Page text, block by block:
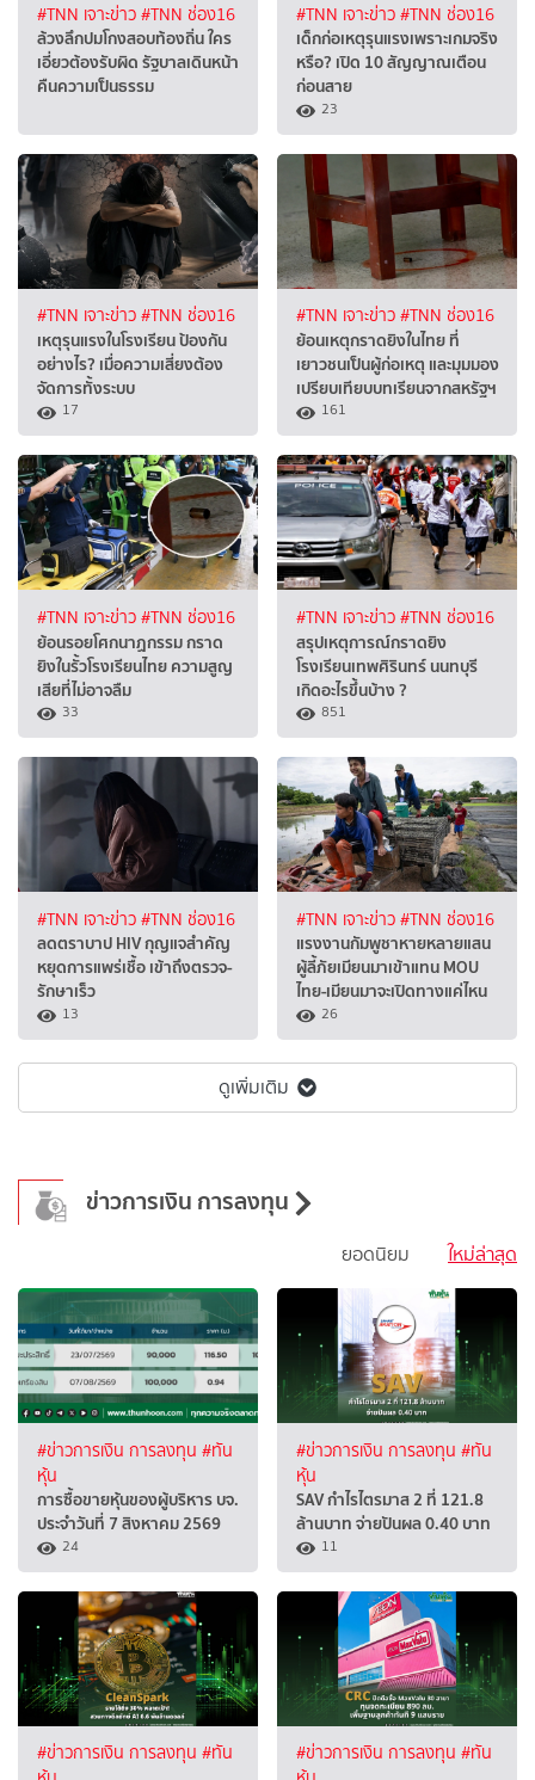
#TNN เจาะข่าว#TNN ช่อง16
ล้วงลึกปมโกงสอบท้องถิ่น ใคร
เอี่ยวต้องรับผิด รัฐบาลเดินหน้า
คืนความเป็นธรรม
#TNN เจาะข่าว#TNN ช่อง16
เด็กก่อเหตุรุนแรงเพราะเกมจริง
หรือ? เปิด 10 สัญญาณเตือน
ก่อนสาย
23
#TNN เจาะข่าว#TNN ช่อง16
เหตุรุนแรงในโรงเรียน ป้องกัน
อย่างไร? เมื่อความเสี่ยงต้อง
จัดการทั้งระบบ
17
#TNN เจาะข่าว#TNN ช่อง16
ย้อนเหตุกราดยิงในไทย ที่
เยาวชนเป็นผู้ก่อเหตุ และมุมมอง
เปรียบเทียบบทเรียนจากสหรัฐฯ
161
#TNN เจาะข่าว#TNN ช่อง16
ย้อนรอยโศกนาฏกรรม กราด
ยิงในรั้วโรงเรียนไทย ความสูญ
เสียที่ไม่อาจลืม
33
#TNN เจาะข่าว#TNN ช่อง16
สรุปเหตุการณ์กราดยิง
โรงเรียนเทพศิรินทร์ นนทบุรี
เกิดอะไรขึ้นบ้าง ?
851
#TNN เจาะข่าว#TNN ช่อง16
ลดตราบาป HIV กุญแจสำคัญ
หยุดการแพร่เชื้อ เข้าถึงตรวจ-
รักษาเร็ว
13
#TNN เจาะข่าว#TNN ช่อง16
แรงงานกัมพูชาหายหลายแสน
ผู้ลี้ภัยเมียนมาเข้าแทน MOU
ไทย-เมียนมาจะเปิดทางแค่ไหน
26
ดูเพิ่มเติม
ข่าวการเงิน การลงทุน
ใหม่ล่าสุด
ยอดนิยม
#ข่าวการเงิน การลงทุน #ทัน
หุ้น
การซื้อขายหุ้นของผู้บริหาร บจ.
ประจำวันที่ 7 สิงหาคม 2569
24
#ข่าวการเงิน การลงทุน #ทัน
หุ้น
SAV กำไรไตรมาส 2 ที่ 121.8
ล้านบาท จ่ายปันผล 0.40 บาท
11
#ข่าวการเงิน การลงทุน #ทัน
#ข่าวการเงิน การลงทุน #ทัน